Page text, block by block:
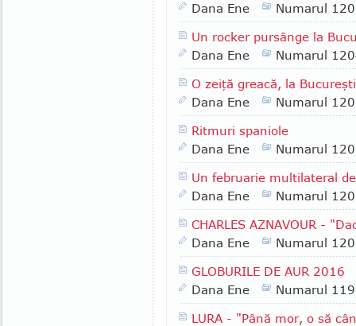
Dana Ene
Numarul
Un rocker pursânge la
Dana Ene
Numarul
O zeiţă greacă, la
Dana Ene
Numarul
Ritmuri spaniole
Dana Ene
Numarul
Un februarie multilateral
Dana Ene
Numarul
CHARLES AZNAVOUR -
Dana Ene
Numarul
GLOBURILE DE AUR 2016
Dana Ene
Numarul
LURA - "Până mor, o să